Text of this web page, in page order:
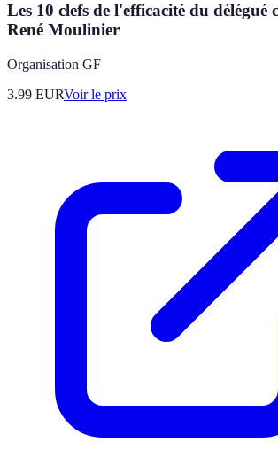
Les 10 clefs de l'efficacité du délégué
René Moulinier
Organisation GF
3.99 EURVoir le prix